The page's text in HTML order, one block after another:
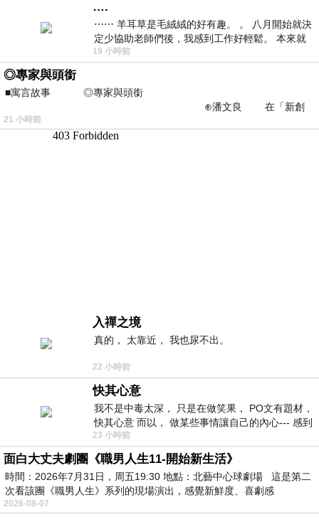
….
⋯⋯ 羊耳草是毛絨絨的好有趣。 。 八月開始就決
定少協助老師們後，我感到工作好輕鬆。 本來就
不是我的工作啊。 真
19 小時前
◎專家與頭銜
■寓言故事 ◎專家與頭銜
⊕潘文良 在「新創
之谷」裡——
21 小時前
入禪之境
真的， 太靠近， 我也尿不出。
22 小時前
快其心意
我不是中毒太深， 只是在做笑果， PO文有題材，
快其心意 而以， 做某些事情讓自己的內心--- 感到
愉快。
23 小時前
面白大丈夫劇團《職男人生11-開始新生活》
時間：2026年7月31日，周五19:30 地點：北藝中心球劇場 這是第二
次看該團《職男人生》系列的現場演出，感覺新鮮度、喜劇感
2026-08-07